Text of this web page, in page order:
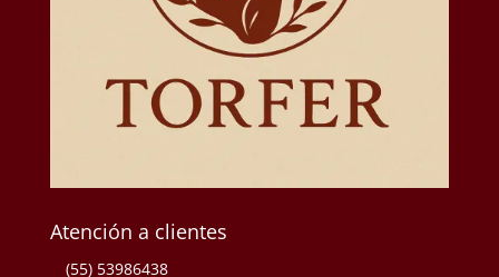
Atención a clientes
(55) 53986438